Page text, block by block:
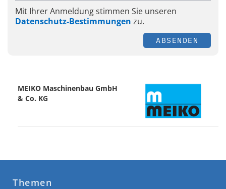
Mit Ihrer Anmeldung stimmen Sie unseren
Datenschutz-Bestimmungen zu.
ABSENDEN
MEIKO Maschinenbau GmbH
& Co. KG
Themen